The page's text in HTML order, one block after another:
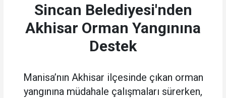
Sincan Belediyesi'nden
Akhisar Orman Yangınına
Destek
Manisa’nın Akhisar ilçesinde çıkan orman
yangınına müdahale çalışmaları sürerken,